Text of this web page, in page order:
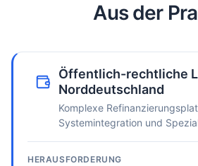
Aus der
Öffentlich-rechtliche
Norddeutschland
Komplexe
Systemintegration und
HERAUSFORDERUNG